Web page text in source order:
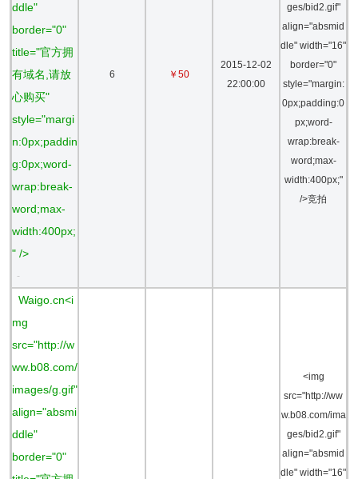
ddle"
border="0"
title="官方拥
有域名,请放
心购买"
style="margi
n:0px;paddin
g:0px;word-
wrap:break-
word;max-
width:400px;
" />
-
6 ￥50
2015-12-02
22:00:00
ges/bid2.gif"
align="absmid
dle" width="16"
border="0"
style="margin:
0px;padding:0
px;word-
wrap:break-
word;max-
width:400px;"
/>竞拍
Waigo.cn<i
mg
src="http://w
ww.b08.com/
images/g.gif"
align="absmi
ddle"
border="0"
<img
src="http://ww
w.b08.com/ima
ges/bid2.gif"
align="absmid
dle" width="16"